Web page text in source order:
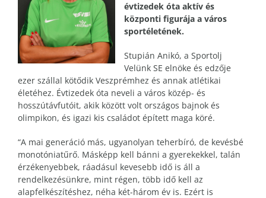
évtizedek óta aktív és
központi figurája a város
sportéletének.
Stupián Anikó, a Sportolj
Velünk SE elnöke és edzője
ezer szállal kötődik Veszprémhez és annak atlétikai
életéhez. Évtizedek óta neveli a város közép- és
hosszútávfutóit, akik között volt országos bajnok és
olimpikon, és igazi kis családot épített maga köré.
“A mai generáció más, ugyanolyan teherbíró, de kevésbé
monotóniatűrő. Másképp kell bánni a gyerekekkel, talán
érzékenyebbek, ráadásul kevesebb idő is áll a
rendelkezésünkre, mint régen, több idő kell az
alapfelkészítéshez, néha két-három év is. Ezért is